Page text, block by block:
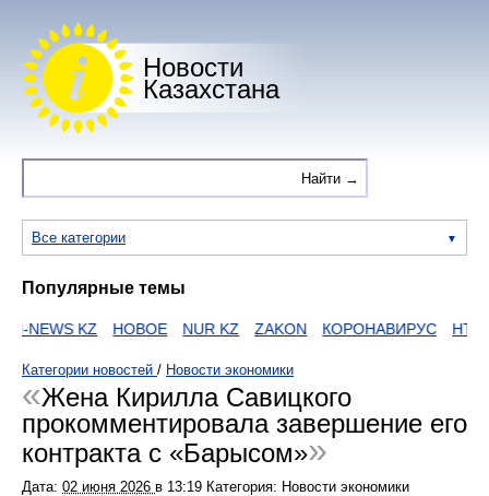
Новости
Казахстана
Все категории
Популярные темы
I-NEWS KZ НОВОЕ NUR KZ ZAKON КОРОНАВИРУС HTTPS
Категории новостей / Новости экономики
Жена Кирилла Савицкого
прокомментировала завершение его
контракта с «Барысом»
Дата: 02 июня 2026 в 13:19 Категория: Новости экономики